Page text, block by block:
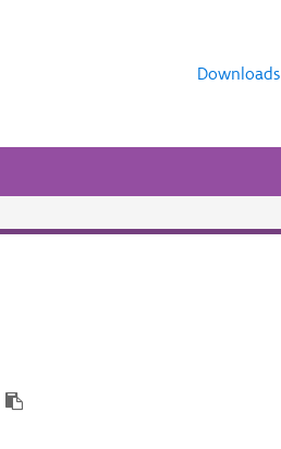
Downloads